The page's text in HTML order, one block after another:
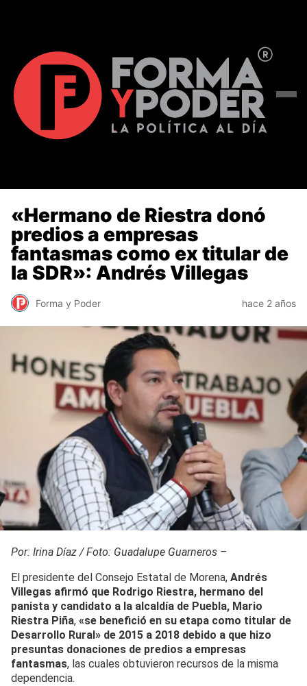
«Hermano de Riestra donó
predios a empresas
fantasmas como ex titular de
la SDR»: Andrés Villegas
Forma y Poder hace 2 años
Por: Irina Díaz / Foto: Guadalupe Guarneros –
El presidente del Consejo Estatal de Morena, Andrés
Villegas afirmó que Rodrigo Riestra, hermano del
panista y candidato a la alcaldía de Puebla, Mario
Riestra Piña, «se benefició en su etapa como titular de
Desarrollo Rural» de 2015 a 2018 debido a que hizo
presuntas donaciones de predios a empresas
fantasmas, las cuales obtuvieron recursos de la misma
dependencia.